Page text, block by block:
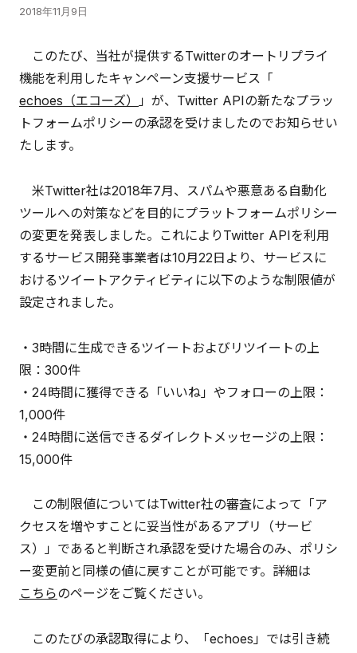
2018年11月9日
このたび、当社が提供するTwitterのオートリプライ
機能を利用したキャンペーン支援サービス「
echoes（エコーズ）
」が、Twitter APIの新たなプラッ
トフォームポリシーの承認を受けましたのでお知らせい
たします。
米Twitter社は2018年7月、スパムや悪意ある自動化
ツールへの対策などを目的にプラットフォームポリシー
の変更を発表しました。これによりTwitter APIを利用
するサービス開発事業者は10月22日より、サービスに
おけるツイートアクティビティに以下のような制限値が
設定されました。
・3時間に生成できるツイートおよびリツイートの上
限：300件
・24時間に獲得できる「いいね」やフォローの上限：
1,000件
・24時間に送信できるダイレクトメッセージの上限：
15,000件
この制限値についてはTwitter社の審査によって「ア
クセスを増やすことに妥当性があるアプリ（サービ
ス）」であると判断され承認を受けた場合のみ、ポリシ
ー変更前と同様の値に戻すことが可能です。詳細は
こちらのページをご覧ください。
このたびの承認取得により、「echoes」では引き続